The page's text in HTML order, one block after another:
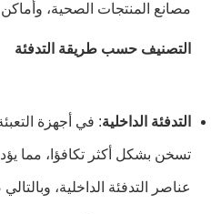
مصانع المنتجات الصحية،
التصنيف حسب طريقة التدفئة
التدفئة الداخلية: في أجهزة
تسخن بشكل أكثر تكافؤا، مما
عناصر التدفئة الداخلية،